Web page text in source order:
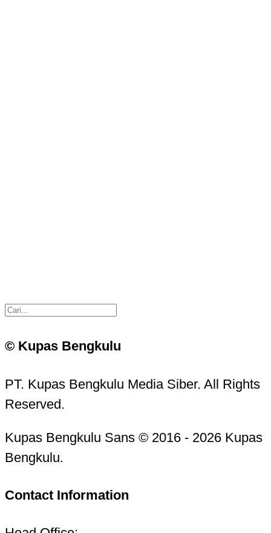
© Kupas Bengkulu
PT. Kupas Bengkulu Media Siber. All Rights
Reserved.
Kupas Bengkulu Sans © 2016 - 2026 Kupas
Bengkulu.
Contact Information